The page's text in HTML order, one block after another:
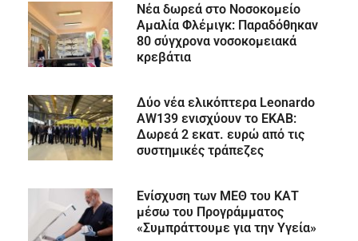
Νέα δωρεά στο Νοσοκομείο
Αμαλία Φλέμιγκ: Παραδόθηκαν
80 σύγχρονα νοσοκομειακά
κρεβάτια
Δύο νέα ελικόπτερα Leonardo
AW139 ενισχύουν το ΕΚΑΒ:
Δωρεά 2 εκατ. ευρώ από τις
συστημικές τράπεζες
Ενίσχυση των ΜΕΘ του ΚΑΤ
μέσω του Προγράμματος
«Συμπράττουμε για την Υγεία»